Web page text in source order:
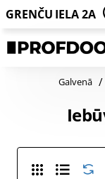
GRENČU IELA 2A
Galvenā